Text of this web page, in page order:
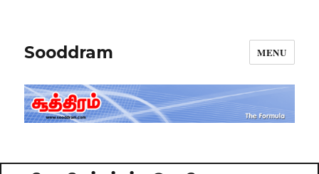
Sooddram MENU